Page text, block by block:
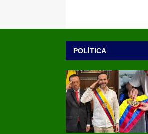
POLÍTICA